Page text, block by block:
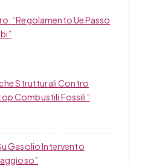
“Regolamento Ue Passo
Strutturali Contro
Combustili Fossili”
Gasolio Intervento